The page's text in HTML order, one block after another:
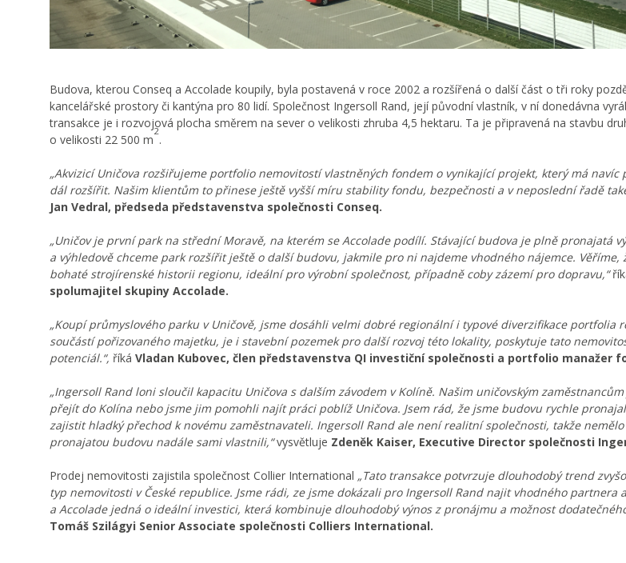
Budova, kterou Conseq a Accolade koupily, byla postavená v roce 2002 a rozšířená o další část o tři roky
kancelářské prostory či kantýna pro 80 lidí. Společnost Ingersoll Rand, její původní vlastník, v ní donedávna
transakce je i rozvojová plocha směrem na sever o velikosti zhruba 4,5 hektaru. Ta je připravená na stavbu
o velikosti 22 500 m
2
.
„Akvizicí Uničova rozšiřujeme portfolio nemovitostí vlastněných fondem o vynikající projekt, který má navíc
dál rozšířit. Našim klientům to přinese ještě vyšší míru stability fondu, bezpečnosti a v neposlední řadě
Jan Vedral, předseda představenstva společnosti Conseq.
„Uničov je první park na střední Moravě, na kterém se Accolade podílí. Stávající budova je plně pronajatá
a výhledově chceme park rozšířit ještě o další budovu, jakmile pro ni najdeme vhodného nájemce. Věříme,
bohaté strojírenské historii regionu, ideální pro výrobní společnost, případně coby zázemí pro dopravu,“
spolumajitel skupiny Accolade.
„Koupí průmyslového parku v Uničově, jsme dosáhli velmi dobré regionální i typové diverzifikace portfolia
součástí pořizovaného majetku, je i stavební pozemek pro další rozvoj této lokality, poskytuje tato
potenciál.“, říká Vladan Kubovec, člen představenstva QI investiční společnosti a portfolio manažer
„Ingersoll Rand loni sloučil kapacitu Uničova s dalším závodem v Kolíně. Našim uničovským
přejít do Kolína nebo jsme jim pomohli najít práci poblíž Uničova. Jsem rád, že jsme budovu rychle
zajistit hladký přechod k novému zaměstnavateli. Ingersoll Rand ale není realitní společnosti, takže
pronajatou budovu nadále sami vlastnili,“vysvětluje Zdeněk Kaiser, Executive Director společnosti
Prodej nemovitosti zajistila společnost Collier International „Tato transakce potvrzuje dlouhodobý trend
typ nemovitosti v České republice. Jsme rádi, ze jsme dokázali pro Ingersoll Rand najit vhodného partnera
a Accolade jedná o ideální investici, která kombinuje dlouhodobý výnos z pronájmu a možnost
Tomáš Szilágyi Senior Associate společnosti Colliers International.